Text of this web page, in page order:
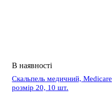
Скальпель медичний, Medicare
розмір 20, 10 шт.